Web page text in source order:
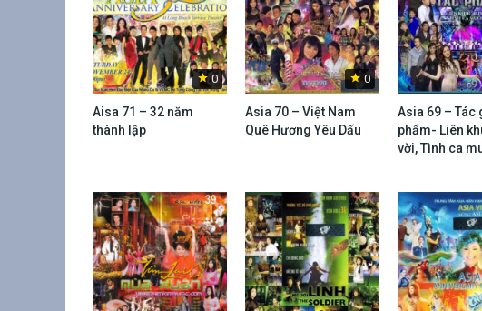
0
Aisa 71 – 32 năm
thành lập
0
Asia 70 – Việt Nam
Quê Hương Yêu Dấu
Asia 69 – Tác
phẩm- Liên
vời, Tình ca